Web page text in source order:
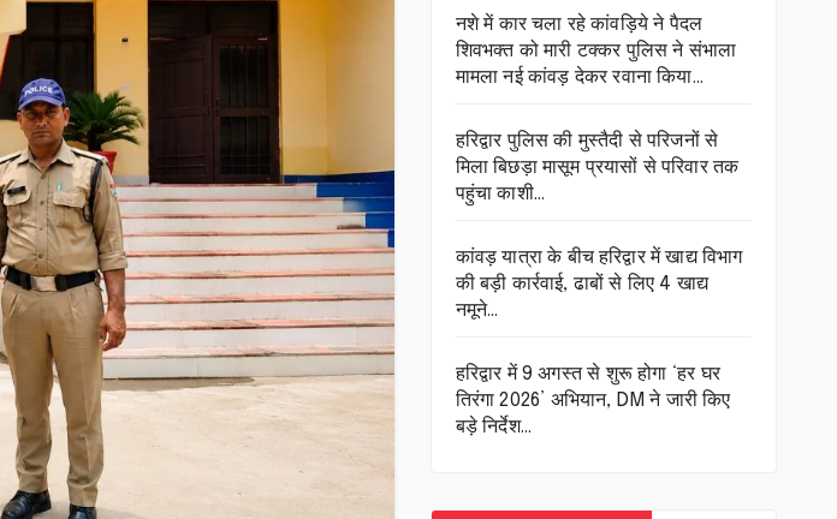
नशे में कार चला रहे कांवड़िये ने पैदल
शिवभक्त को मारी टक्कर पुलिस ने संभाला
मामला नई कांवड़ देकर रवाना किया…
हरिद्वार पुलिस की मुस्तैदी से परिजनों से
मिला बिछड़ा मासूम प्रयासों से परिवार तक
पहुंचा काशी…
कांवड़ यात्रा के बीच हरिद्वार में खाद्य विभाग
की बड़ी कार्रवाई, ढाबों से लिए 4 खाद्य
नमूने…
हरिद्वार में 9 अगस्त से शुरू होगा ‘हर घर
तिरंगा 2026’ अभियान, DM ने जारी किए
बड़े निर्देश…